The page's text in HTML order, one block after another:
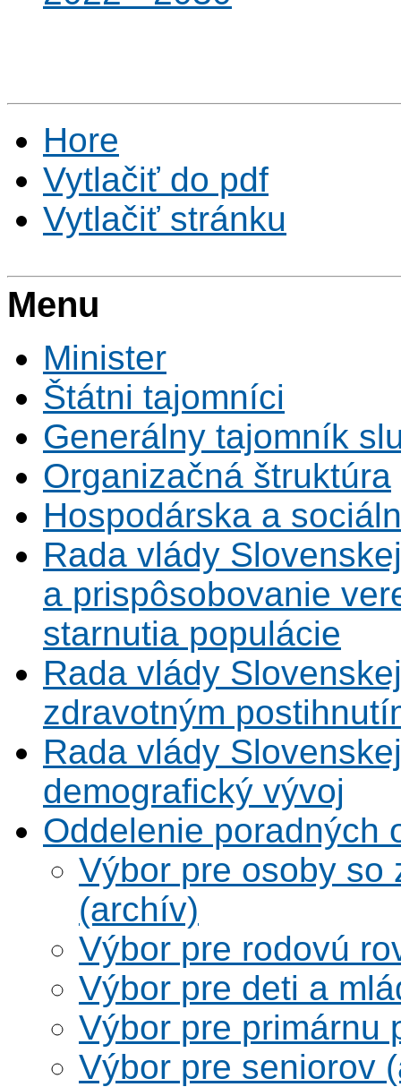
Hore
Vytlačiť do pdf
Vytlačiť stránku
Menu
Minister
Štátni tajomníci
Generálny tajomník
Organizačná štruktúra
Hospodárska a
Rada vlády
a prispôsobovanie
starnutia populácie
Rada vlády
zdravotným
Rada vlády
demografický vývoj
Oddelenie poradných
Výbor pre osoby so
(archív)
Výbor pre rodovú
Výbor pre deti a
Výbor pre primárnu
Výbor pre seniorov